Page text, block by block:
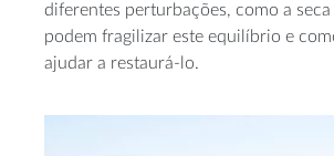
diferentes perturbações, como a
podem fragilizar este equilíbrio e
ajudar a restaurá-lo.